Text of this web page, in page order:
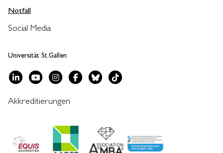
Social Media
Universität St.Gallen
Notfall
Akkreditierungen